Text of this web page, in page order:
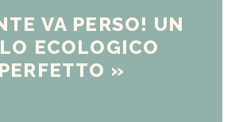
VA PERSO! UN
ECOLOGICO
PERFETTO »